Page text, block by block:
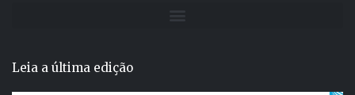
Leia a última edição